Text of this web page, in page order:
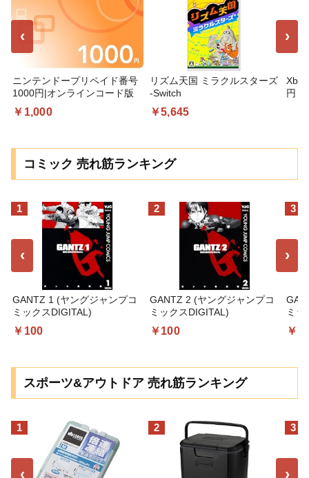
‹
ニンテンドープリペイド番号
1000円|オンラインコード版
￥1,000
リズム天国 ミラクルスターズ
-Switch
￥5,645
円
›
コミック 売れ筋ランキング
‹
1
GANTZ 1 (ヤングジャンプコ
ミックスDIGITAL)
￥100
2
GANTZ 2 (ヤングジャンプコ
ミックスDIGITAL)
￥100
3
ミッ
￥
›
スポーツ&アウトドア 売れ筋ランキング
‹
1 2 3
›